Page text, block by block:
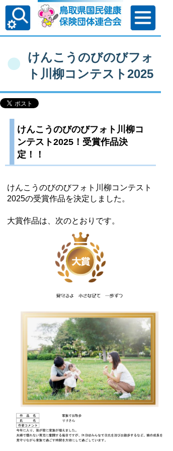
けんこうのびのびフォ
ト川柳コンテスト2025
けんこうのびのびフォト川柳コ
ンテスト2025！受賞作品決
定！！
けんこうのびのびフォト川柳コンテスト
2025の受賞作品を決定しました。
大賞作品は、次のとおりです。